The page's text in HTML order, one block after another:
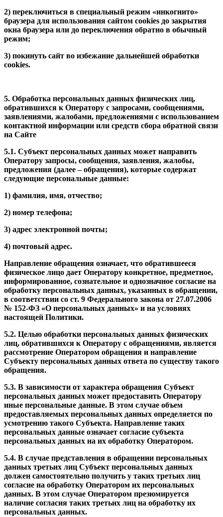
2) переключиться в специальный режим «инкогнито»
браузера для использования сайтом cookies до закрытия
окна браузера или до переключения обратно в обычный
режим;
3) покинуть сайт во избежание дальнейшей обработки
cookies.
5. Обработка персональных данных физических лиц,
обратившихся к Оператору с запросами, сообщениями,
заявлениями, жалобами, предложениями с использованием
контактной информации или средств сбора обратной связи
на Сайте
5.1. Субъект персональных данных может направить
Оператору запросы, сообщения, заявления, жалобы,
предложения (далее – обращения), которые содержат
следующие персональные данные:
1) фамилия, имя, отчество;
2) номер телефона;
3) адрес электронной почты;
4) почтовый адрес.
Направление обращения означает, что обратившееся
физическое лицо дает Оператору конкретное, предметное,
информированное, сознательное и однозначное согласие на
обработку персональных данных, указанных в обращении,
в соответствии со ст. 9 Федерального закона от 27.07.2006
№ 152-ФЗ «О персональных данных» и на условиях
настоящей Политики.
5.2. Целью обработки персональных данных физических
лиц, обратившихся к Оператору с обращениями, является
рассмотрение Оператором обращения и направление
Субъекту персональных данных ответа по существу такого
обращения.
5.3. В зависимости от характера обращения Субъект
персональных данных может предоставить Оператору
иные персональные данные. В этом случае объем
предоставляемых персональных данных определяется по
усмотрению такого Субъекта. Направление таких
персональных данные означает согласие субъекта
персональных данных на их обработку Оператором.
5.4. В случае представления в обращении персональных
данных третьих лиц Субъект персональных данных
должен самостоятельно получить у таких третьих лиц
согласие на обработку Оператором их персональных
данных. В этом случае Оператором презюмируется
наличие согласия таких третьих лиц на обработку их
персональных данных.